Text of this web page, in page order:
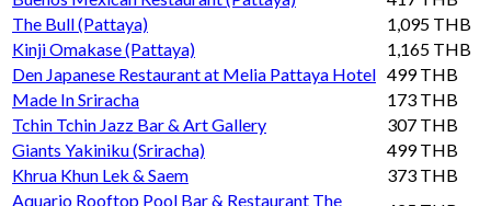
The Bull (Pattaya)
1,095 THB
Kinji Omakase (Pattaya)
1,165 THB
Den Japanese Restaurant at Melia Pattaya Hotel 499 THB
Made In Sriracha
173 THB
Tchin Tchin Jazz Bar & Art Gallery
307 THB
Giants Yakiniku (Sriracha)
499 THB
Khrua Khun Lek & Saem
373 THB
Aquario Rooftop Pool Bar & Restaurant The